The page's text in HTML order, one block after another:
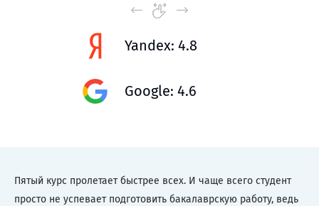
Yandex: 4.8
Google: 4.6
Пятый курс пролетает быстрее всех. И чаще всего студент
просто не успевает подготовить бакалаврскую работу, ведь